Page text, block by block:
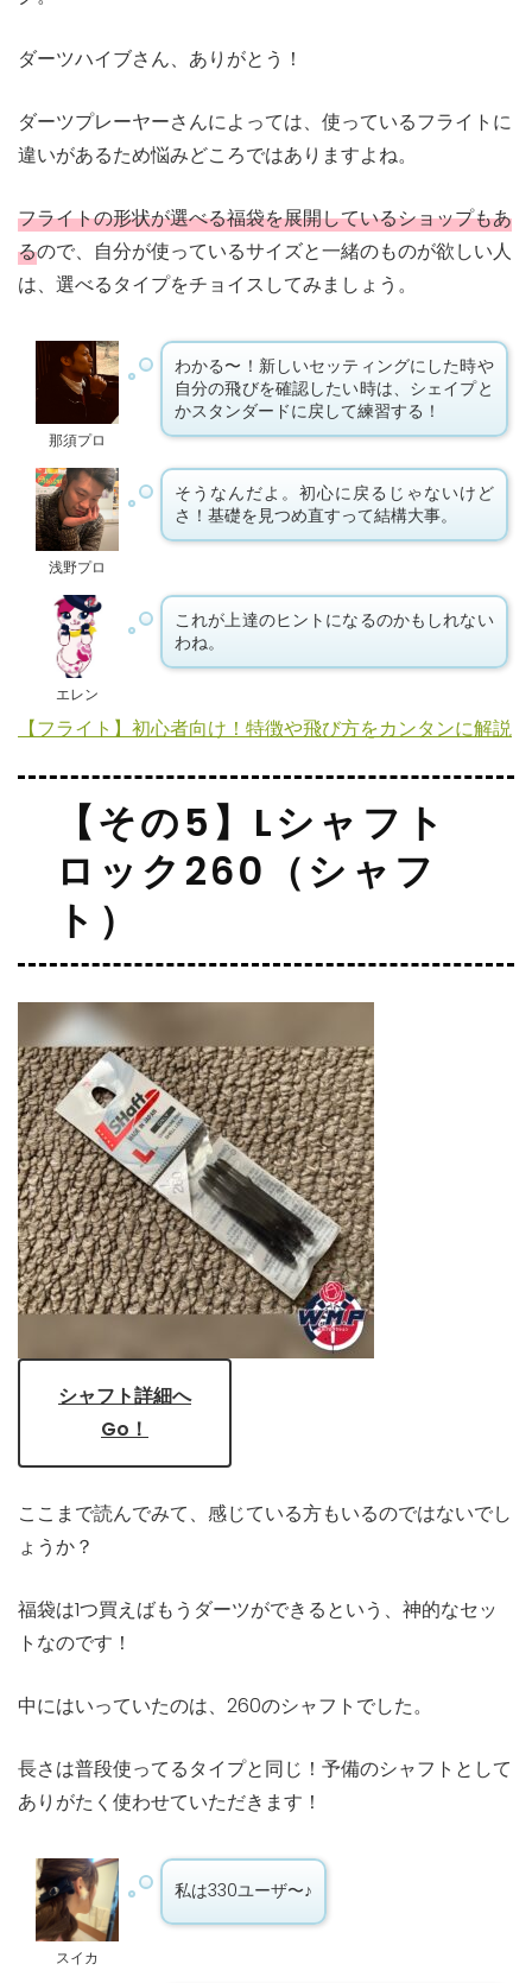
ダーツハイブさん、ありがとう！
ダーツプレーヤーさんによっては、使っているフライトに
違いがあるため悩みどころではありますよね。
フライトの形状が選べる福袋を展開しているショップもあ
るので、自分が使っているサイズと一緒のものが欲しい人
は、選べるタイプをチョイスしてみましょう。
那須プロ
わかる〜！新しいセッティングにした時や
自分の飛びを確認したい時は、シェイプと
かスタンダードに戻して練習する！
浅野プロ
そうなんだよ。初心に戻るじゃないけど
さ！基礎を見つめ直すって結構大事。
エレン
これが上達のヒントになるのかもしれない
わね。
【フライト】初心者向け！特徴や飛び方をカンタンに解説
【その5】Lシャフト
ロック260（シャフ
ト）
シャフト詳細へ
Go！
ここまで読んでみて、感じている方もいるのではないでし
ょうか？
福袋は1つ買えばもうダーツができるという、神的なセッ
トなのです！
中にはいっていたのは、260のシャフトでした。
長さは普段使ってるタイプと同じ！予備のシャフトとして
ありがたく使わせていただきます！
スイカ
私は330ユーザ〜♪